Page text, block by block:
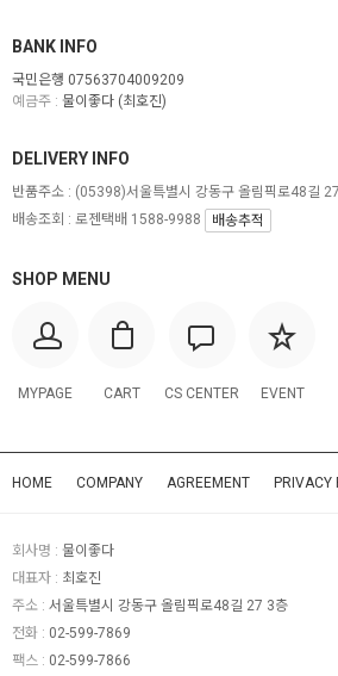
BANK INFO
국민은행 07563704009209
예금주 : 물이좋다 (최호진)
SHOP MENU
MYPAGE CART CS CENTER EVENT
DELIVERY INFO
반품주소 : (05398)서울특별시 강동구 올림픽로48길
배송조회 : 로젠택배 1588-9988
배송추적
HOME COMPANY AGREEMENT PRIVACY
회사명 : 물이좋다
대표자 : 최호진
주소 : 서울특별시 강동구 올림픽로48길 27 3층
전화 : 02-599-7869
팩스 : 02-599-7866